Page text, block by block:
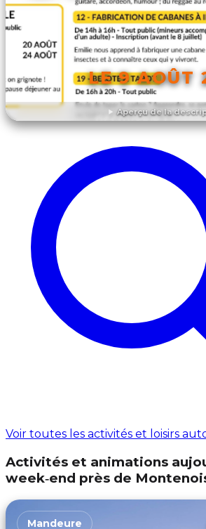
Aperçu de la
LE 9 AOÛT
DÉCOUVRIR
Voir toutes les activités et loisirs
Activités et animations
week‑end près de
Mandeure